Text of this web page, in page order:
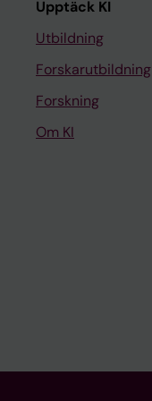
Upptäck KI
Utbildning
Forskarutbildning
Forskning
Om KI